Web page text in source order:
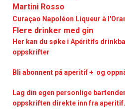
Martini Rosso
Curaçao Napoléon Liqueur à
Flere drinker med gin
Her kan du søke i Apéritifs
oppskrifter
Bli abonnent på aperitif + og
Lag din egen personlige
oppskriften direkte inn fra